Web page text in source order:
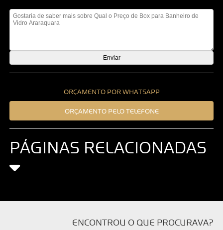
ORÇAMENTO POR WHATSAPP
ORÇAMENTO PELO TELEFONE
PÁGINAS RELACIONADAS
ENCONTROU O QUE PROCURAVA?